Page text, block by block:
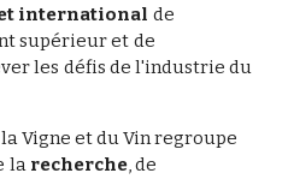
international de
supérieur et de
les défis de l'industrie du
Vigne et du Vin regroupe
la recherche, de